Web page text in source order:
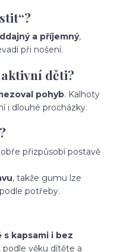
a příjemný,
při nošení.
děti?
pohyb. Kalhoty
i dlouhé procházky.
přizpůsobí postavě
, takže gumu lze
podle potřeby.
s kapsami i bez
věku dítěte a